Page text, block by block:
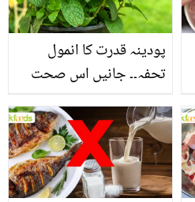
پودینہ قدرت کا انمول
تحفہ۔۔ جانیں اس صحت
انگیز طبی فوائد